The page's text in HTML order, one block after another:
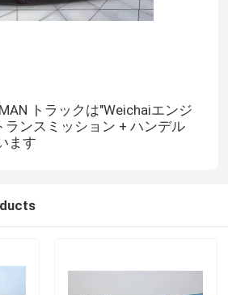
トラックは"Weichaiエンジ
ランスミッション + ハンデル
ます